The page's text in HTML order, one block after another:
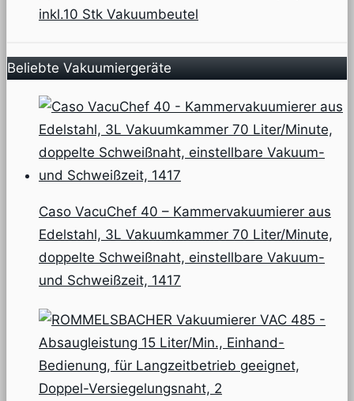
inkl.10 Stk Vakuumbeutel
Beliebte Vakuumiergeräte
Caso VacuChef 40 – Kammervakuumierer aus
Edelstahl, 3L Vakuumkammer 70 Liter/Minute,
doppelte Schweißnaht, einstellbare Vakuum-
und Schweißzeit, 1417